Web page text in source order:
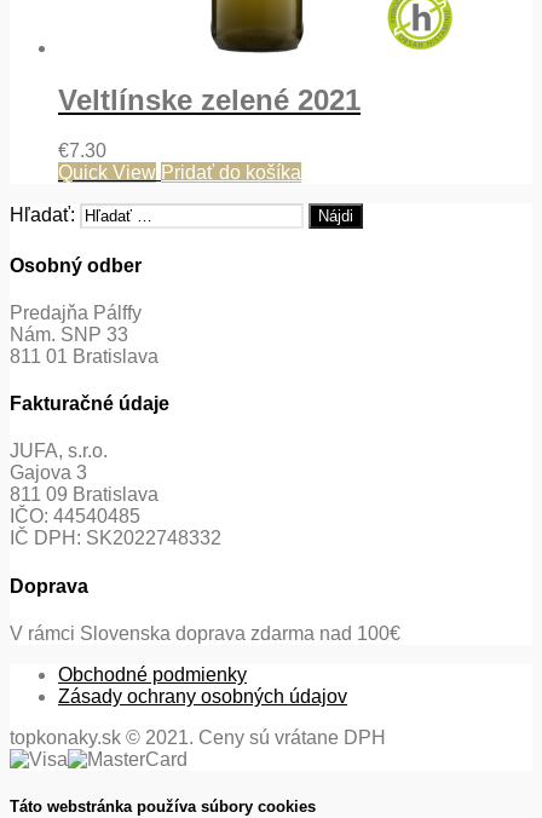
Veltlínske zelené 2021
€7.30
Quick View Pridať do košíka
Hľadať:
Osobný odber
Predajňa Pálffy
Nám. SNP 33
811 01 Bratislava
Fakturačné údaje
JUFA, s.r.o.
Gajova 3
811 09 Bratislava
IČO: 44540485
IČ DPH: SK2022748332
Doprava
V rámci Slovenska doprava zdarma nad 100€
Obchodné podmienky
Zásady ochrany osobných údajov
topkonaky.sk © 2021. Ceny sú vrátane DPH
Táto webstránka používa súbory cookies